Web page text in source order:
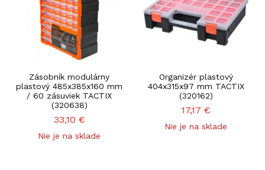
Zásobník modulárny
plastový 485x385x160 mm
/ 60 zásuviek TACTIX
(320638)
33,10 €
Nie je na sklade
Organizér plastový
404x315x97 mm TACTIX
(320162)
17,17 €
Nie je na sklade